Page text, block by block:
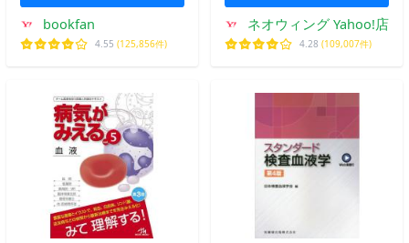
bookfan
4.55 (125,856件)
ネオウィング Yahoo!店
4.28 (109,007件)